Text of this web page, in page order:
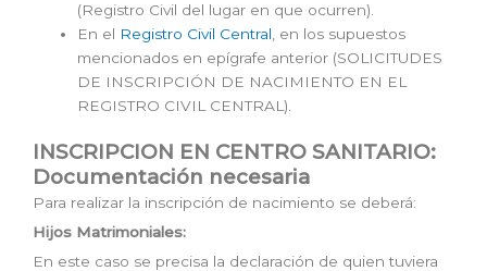
(Registro Civil del lugar en que ocurren).
En el Registro Civil Central , en los supuestos
mencionados en epígrafe anterior (SOLICITUDES
DE INSCRIPCIÓN DE NACIMIENTO EN EL
REGISTRO CIVIL CENTRAL).
INSCRIPCION EN CENTRO SANITARIO:
Documentación necesaria
Para realizar la inscripción de nacimiento se deberá:
Hijos Matrimoniales:
En este caso se precisa la declaración de quien tuviera